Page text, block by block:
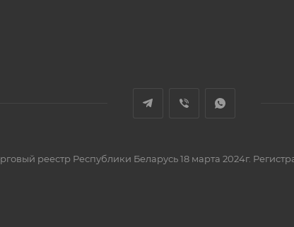
реестр Республики Беларусь 18 марта 2024г.